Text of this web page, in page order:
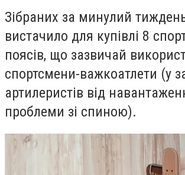
Зібраних за минулий
вистачило для купівлі 8
поясів, що зазвичай
спортсмени-важкоатлети (у
артилеристів від
проблеми зі спиною).